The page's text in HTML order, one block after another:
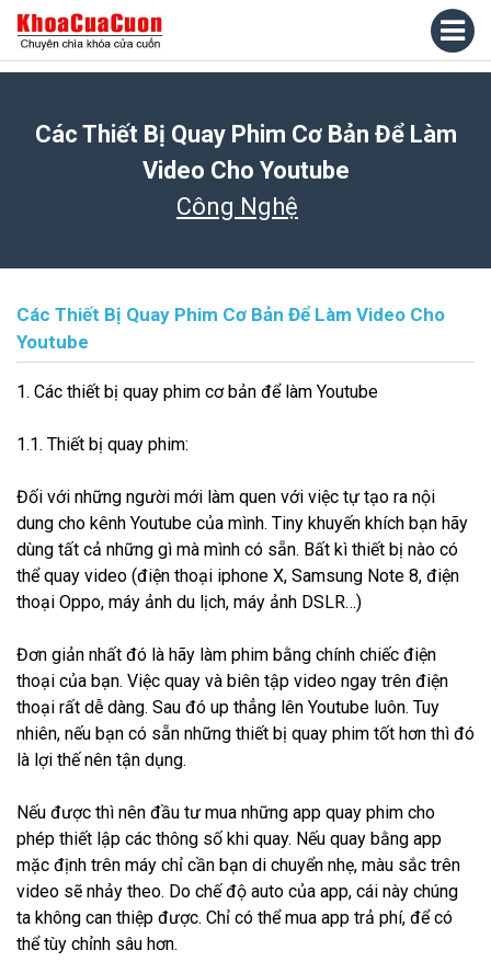
Các Thiết Bị Quay Phim Cơ Bản Để Làm
Video Cho Youtube
Công Nghệ
Các Thiết Bị Quay Phim Cơ Bản Để Làm Video Cho
Youtube
1. Các thiết bị quay phim cơ bản để làm Youtube
1.1. Thiết bị quay phim:
Đối với những người mới làm quen với việc tự tạo ra nội
dung cho kênh Youtube của mình. Tiny khuyến khích bạn hãy
dùng tất cả những gì mà mình có sẵn. Bất kì thiết bị nào có
thể quay video (điện thoại iphone X, Samsung Note 8, điện
thoại Oppo, máy ảnh du lịch, máy ảnh DSLR…)
Đơn giản nhất đó là hãy làm phim bằng chính chiếc điện
thoại của bạn. Việc quay và biên tập video ngay trên điện
thoại rất dễ dàng. Sau đó up thẳng lên Youtube luôn. Tuy
nhiên, nếu bạn có sẵn những thiết bị quay phim tốt hơn thì đó
là lợi thế nên tận dụng.
Nếu được thì nên đầu tư mua những app quay phim cho
phép thiết lập các thông số khi quay. Nếu quay bằng app
mặc định trên máy chỉ cần bạn di chuyển nhẹ, màu sắc trên
video sẽ nhảy theo. Do chế độ auto của app, cái này chúng
ta không can thiệp được. Chỉ có thể mua app trả phí, để có
thể tùy chỉnh sâu hơn.